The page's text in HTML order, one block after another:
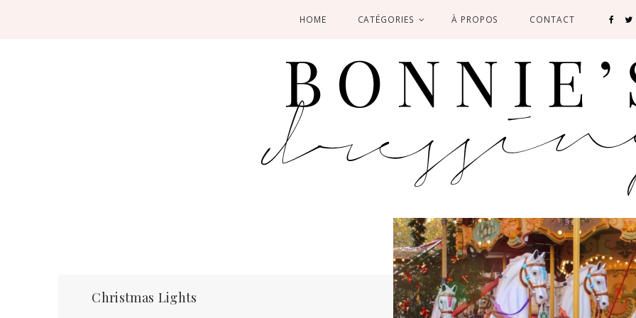
HOME CATÉGORIES À PROPOS CONTACT
Christmas Lights